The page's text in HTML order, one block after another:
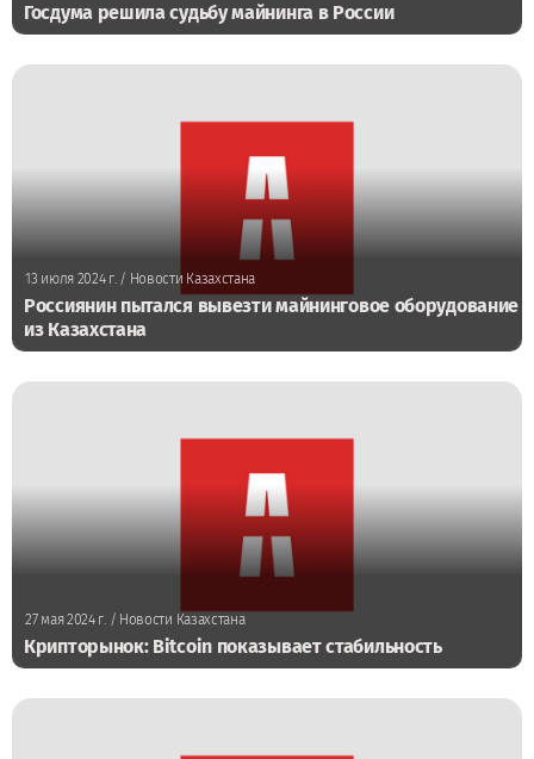
Госдума решила судьбу майнинга в России
13 июля 2024 г./ Новости Казахстана
Россиянин пытался вывезти майнинговое оборудование
из Казахстана
27 мая 2024 г./ Новости Казахстана
Крипторынок: Bitcoin показывает стабильность